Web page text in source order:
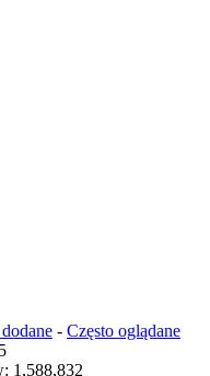
- Często oglądane
1,588,832